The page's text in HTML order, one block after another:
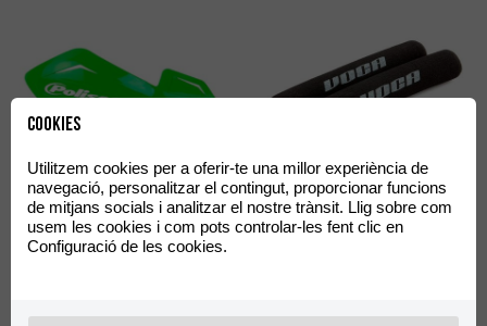
Paramans Polisport Verd
17,55€IVA Inclòs
Fundes Maneta VOCA
Racing Negre
Cookies
Utilitzem cookies per a oferir-te una millor experiència de
navegació, personalitzar el contingut, proporcionar funcions
de mitjans socials i analitzar el nostre trànsit. Llig sobre com
usem les cookies i com pots controlar-les fent clic en
Configuració de les cookies.